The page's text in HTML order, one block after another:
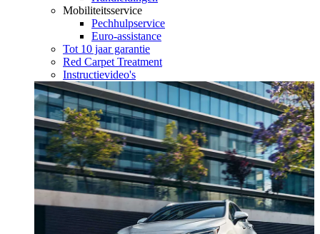
Mobiliteitsservice
Pechhulpservice
Euro-assistance
Tot 10 jaar garantie
Red Carpet Treatment
Instructievideo's